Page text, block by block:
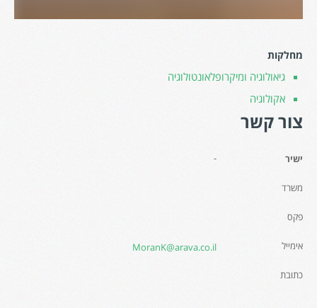
מחלקות
גיאולוגיה ומיקרופלאונטולוגיה
אקולוגיה
צור קשר
ישיר
משרד
פקס
אימייל
כתובת
-
MoranK@arava.co.il